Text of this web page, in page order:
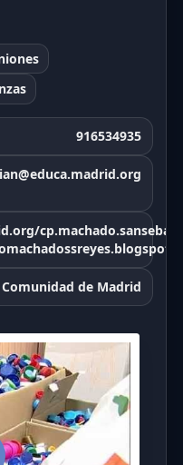
916534935
Comunidad de Madrid